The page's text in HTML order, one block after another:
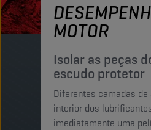
MOTOR
Isolar as peças
escudo protetor
Diferentes camadas
interior dos
imediatamente uma